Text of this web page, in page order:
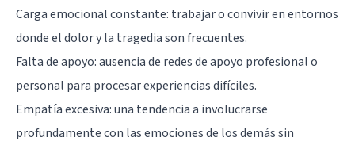
Carga emocional constante: trabajar o convivir en entornos
donde el dolor y la tragedia son frecuentes.
Falta de apoyo: ausencia de redes de apoyo profesional o
personal para procesar experiencias difíciles.
Empatía excesiva: una tendencia a involucrarse
profundamente con las emociones de los demás sin